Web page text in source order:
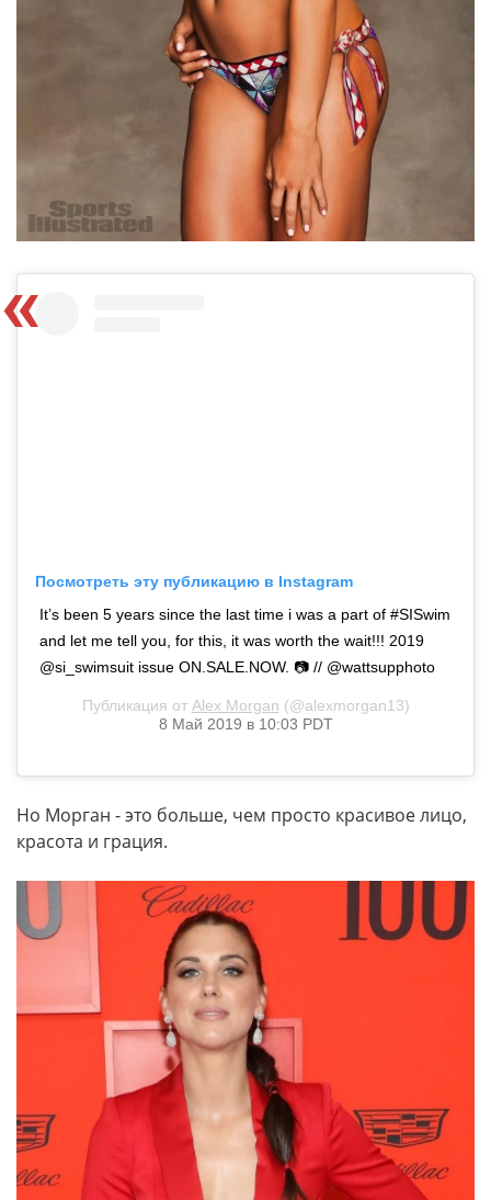
Посмотреть эту публикацию в Instagram
It’s been 5 years since the last time i was a part of #SISwim
and let me tell you, for this, it was worth the wait!!! 2019
@si_swimsuit issue ON.SALE.NOW. 📷 // @wattsupphoto
Публикация от Alex Morgan (@alexmorgan13)
8 Май 2019 в 10:03 PDT
Но Морган - это больше, чем просто красивое лицо,
красота и грация.